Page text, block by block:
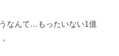
なんて…もったいない1億